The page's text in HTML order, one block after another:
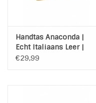
Handtas Anaconda |
Echt Italiaans Leer |
Taupe
€29,99